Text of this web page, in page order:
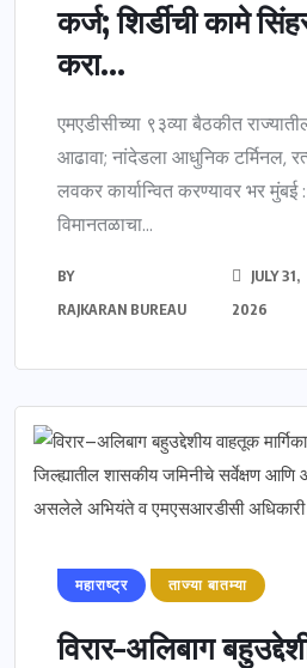
कर्ज; शिर्डीची कामे
करा...
एमएडीसीच्या ९३व्या बैठकीत
आढावा; नांदेडला आधुनिक टर्मिनल,
लवकर कार्यान्वित करण्यावर भर मुंबई
विमानतळाचा...
BY
RAJKARAN BUREAU
JULY 31,
2026
महाराष्ट्र ताज्या बातम्या
विरार–अलिबाग